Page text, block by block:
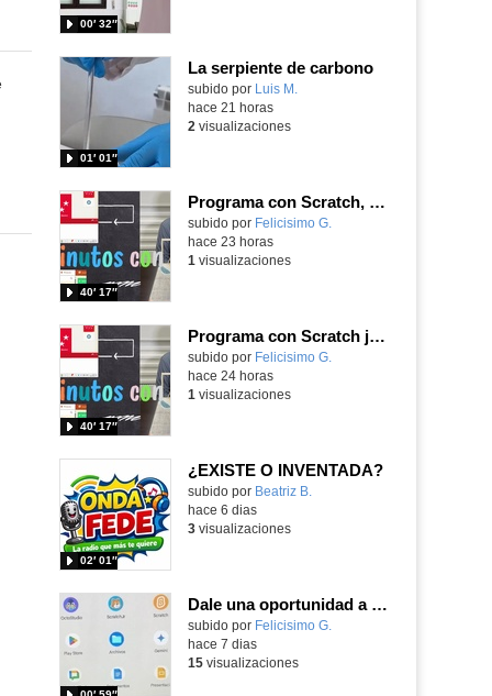
00′ 32″
La serpiente de carbono
Contenido educativo.
subido por Luis M.
01′ 01″
hace 21 horas
2 visualizaciones
Programa con Scratch, 8 diferentes juegos para vivir la emoción de los partidos de España en el mundial 2026
Contenido educativo.
subido por Felicisimo G.
40′ 17″
hace 23 horas
1 visualizaciones
Programa con Scratch juegos con los partidos del mundial 2026 ganados por España
Contenido educativo.
subido por Felicisimo G.
40′ 17″
hace 24 horas
1 visualizaciones
¿EXISTE O INVENTADA?
Contenido educativo.
subido por Beatriz B.
02′ 01″
hace 6 dias
3visualizaciones
Dale una oportunidad a los Chromebooks y utiliza un proyector para realizar talleres si no tienes pantallas táctiles
Contenido educativo.
subido por Felicisimo G.
hace 7 dias
15visualizaciones